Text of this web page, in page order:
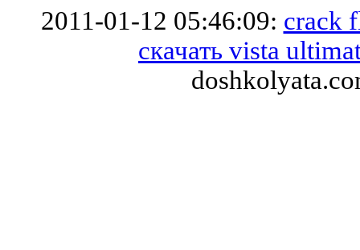
2011-01-12 05:46:09: crack
скачать vista